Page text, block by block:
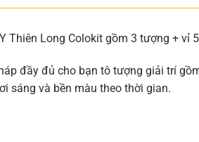
Thiên Long Colokit gồm 3 tượng + vỉ
đầy đủ cho bạn tô tượng giải trí
sáng và bền màu theo thời gian.